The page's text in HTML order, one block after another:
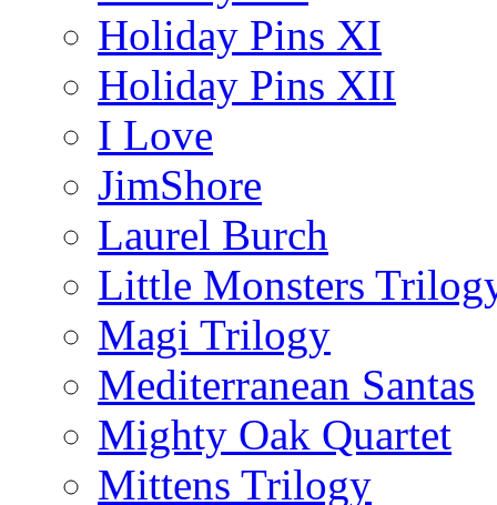
Holiday Pins XI
Holiday Pins XII
I Love
JimShore
Laurel Burch
Little Monsters
Magi Trilogy
Mediterranean Santas
Mighty Oak Quartet
Mittens Trilogy